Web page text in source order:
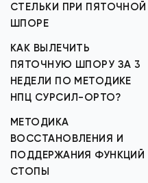
СТЕЛЬКИ ПРИ ПЯТОЧНОЙ
ШПОРЕ
КАК ВЫЛЕЧИТЬ
ПЯТОЧНУЮ ШПОРУ ЗА 3
НЕДЕЛИ ПО МЕТОДИКЕ
НПЦ СУРСИЛ-ОРТО?
МЕТОДИКА
ВОССТАНОВЛЕНИЯ И
ПОДДЕРЖАНИЯ ФУНКЦИЙ
СТОПЫ